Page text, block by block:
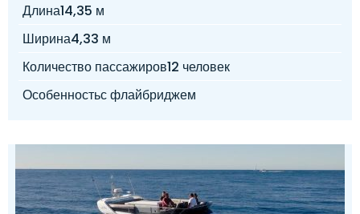
Длина14,35 м
Ширина4,33 м
Количество пассажиров12 человек
Особенностьс флайбриджем